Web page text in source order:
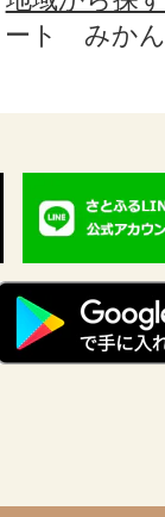
ート みかん